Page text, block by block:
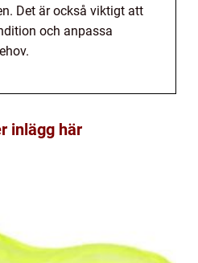
Det är också viktigt att
och anpassa
inlägg här